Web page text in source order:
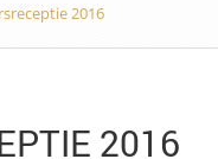
2016
2016